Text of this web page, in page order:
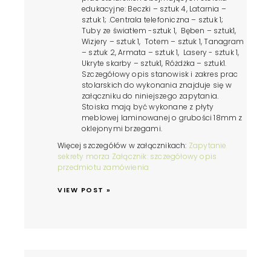
edukacyjne: Beczki – sztuk 4, Latarnia –
sztuk 1; .Centrala telefoniczna – sztuk 1;
Tuby ze światłem -sztuk 1, Bęben – sztuk1,
Wizjery – sztuk 1, Totem – sztuk 1, Tanagram
– sztuk 2, Armata – sztuk 1, Lasery - sztuk 1,
Ukryte skarby – sztuk1, Różdżka – sztuk1.
Szczegółowy opis stanowisk i zakres prac
stolarskich do wykonania znajduje się w
załączniku do niniejszego zapytania.
Stoiska mają być wykonane z płyty
meblowej laminowanej o grubości 18mm z
oklejonymi brzegami.
Więcej szczegółów w załącznikach: Zapytanie
sekrety morza Załącznik: szczegółowy opis
przedmiotu zamówienia
VIEW POST »